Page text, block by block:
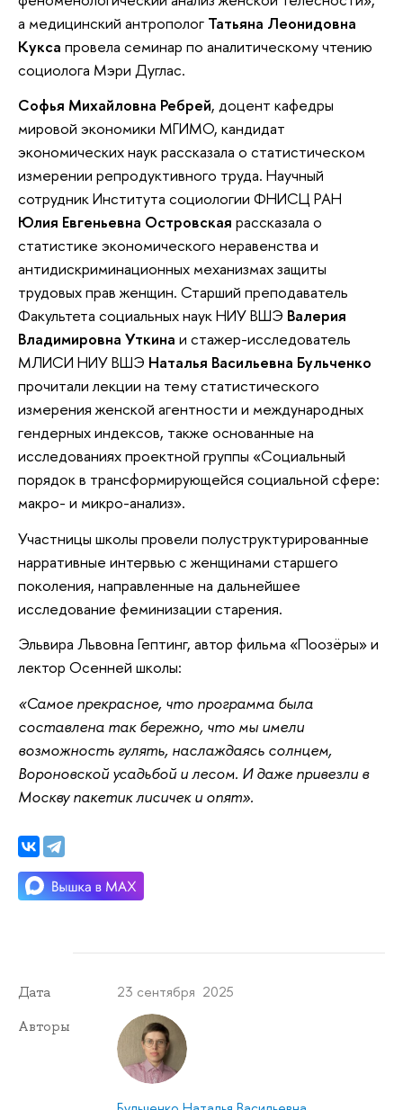
а медицинский антрополог Татьяна Леонидовна
Кукса провела семинар по аналитическому чтению
социолога Мэри Дуглас.
Софья Михайловна Ребрей, доцент кафедры
мировой экономики МГИМО, кандидат
экономических наук рассказала о статистическом
измерении репродуктивного труда. Научный
сотрудник Института социологии ФНИСЦ РАН
Юлия Евгеньевна Островская рассказала о
статистике экономического неравенства и
антидискриминационных механизмах защиты
трудовых прав женщин. Старший преподаватель
Факультета социальных наук НИУ ВШЭ Валерия
Владимировна Уткина и стажер-исследователь
МЛИСИ НИУ ВШЭ Наталья Васильевна Бульченко
прочитали лекции на тему статистического
измерения женской агентности и международных
гендерных индексов, также основанные на
исследованиях проектной группы «Социальный
порядок в трансформирующейся социальной сфере:
макро- и микро-анализ».
Участницы школы провели полуструктурированные
нарративные интервью с женщинами старшего
поколения, направленные на дальнейшее
исследование феминизации старения.
Эльвира Львовна Гептинг, автор фильма «Поозёры» и
лектор Осенней школы:
«Самое прекрасное, что программа была
составлена так бережно, что мы имели
возможность гулять, наслаждаясь солнцем,
Вороновской усадьбой и лесом. И даже привезли в
Москву пакетик лисичек и опят».
Дата 23 сентября 2025
Авторы